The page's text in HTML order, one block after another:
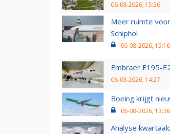
06-08-2026, 15:56
Meer ruimte
Schiphol
06-08-2026, 15:16
Embraer E195-
06-08-2026, 14:27
Boeing krijgt
06-08-2026, 13:36
Analyse